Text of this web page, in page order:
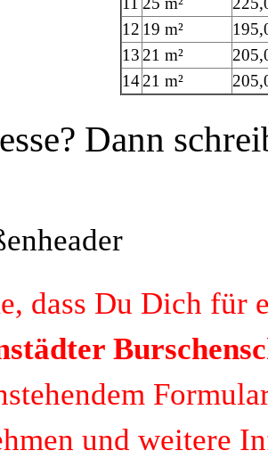
12 19 m²
13 21 m²
14 21 m²
Dann
dass Du Dich für
und weitere